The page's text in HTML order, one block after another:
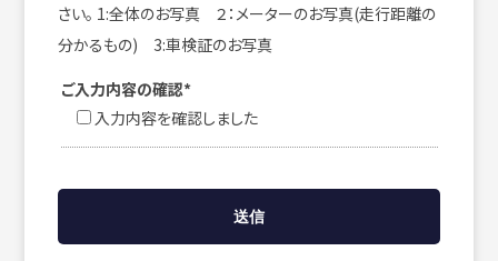
さい。 1:全体のお写真 ２：メーターのお写真(走行距離の
分かるもの) 3:車検証のお写真
ご入力内容の確認*
入力内容を確認しました